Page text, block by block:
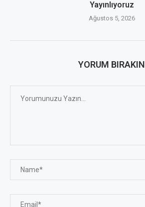
Yayınlıyoruz
Ağustos 5, 2026
YORUM BIRAKIN